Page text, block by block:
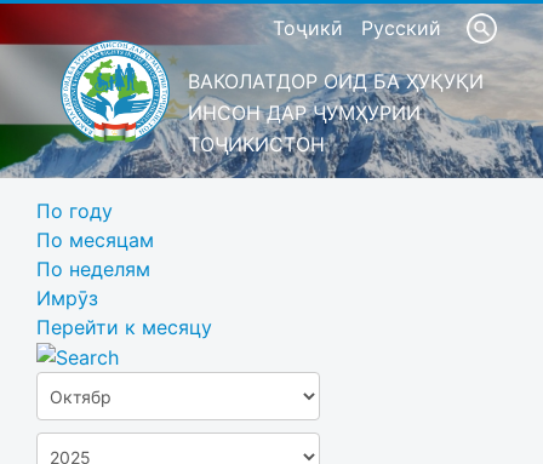
Тоҷикӣ Русский
ВАКОЛАТДОР ОИД БА ҲУҚУҚИ
ИНСОН ДАР ҶУМҲУРИИ
ТОҶИКИСТОН
По году
По месяцам
По неделям
Имрӯз
Перейти к месяцу